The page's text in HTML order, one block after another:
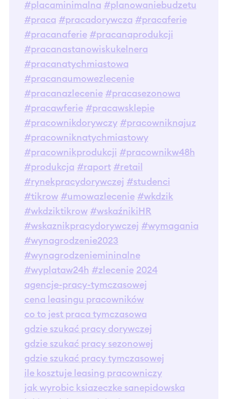
#placaminimalna #planowaniebudzetu
#praca #pracadorywcza #pracaferie
#pracanaferie #pracanaprodukcji
#pracanastanowiskukelnera
#pracanatychmiastowa
#pracanaumowezlecenie
#pracanazlecenie #pracasezonowa
#pracawferie #pracawsklepie
#pracownikdorywczy #pracowniknajuz
#pracowniknatychmiastowy
#pracownikprodukcji #pracownikw48h
#produkcja #raport #retail
#rynekpracydorywczej #studenci
#tikrow #umowazlecenie #wkdzik
#wkdziktikrow #wskaźnikiHR
#wskaznikpracydorywczej #wymagania
#wynagrodzenie2023
#wynagrodzeniemininalne
#wyplataw24h #zlecenie 2024
agencje-pracy-tymczasowej
cena leasingu pracowników
co to jest praca tymczasowa
gdzie szukać pracy dorywczej
gdzie szukać pracy sezonowej
gdzie szukać pracy tymczasowej
ile kosztuje leasing pracowniczy
jak wyrobic ksiazeczke sanepidowska